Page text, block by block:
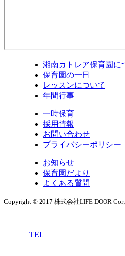
湘南カトレア保育園に
保育園の一日
レッスンについて
年間行事
一時保育
採用情報
お問い合わせ
プライバシーポリシー
お知らせ
保育園だより
よくある質問
Copyright © 2017 株式会社LIFE DOOR
TEL